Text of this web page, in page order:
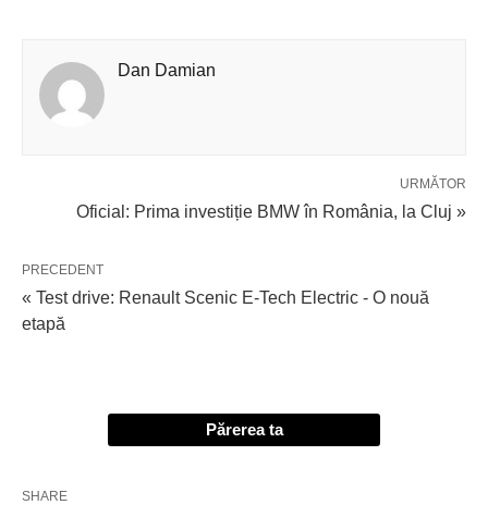
Dan Damian
URMĂTOR
Oficial: Prima investiție BMW în România, la Cluj »
PRECEDENT
« Test drive: Renault Scenic E-Tech Electric - O nouă
etapă
Părerea ta
SHARE